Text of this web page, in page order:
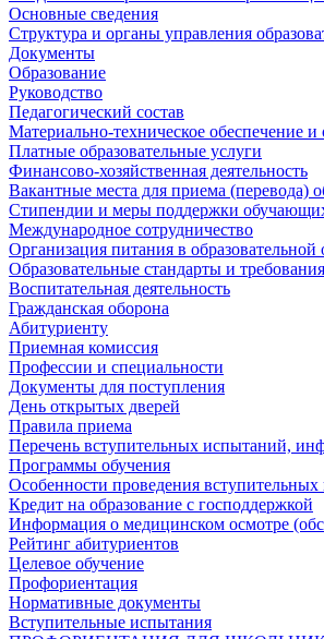
Основные сведения
Структура и органы управления
Документы
Образование
Руководство
Педагогический состав
Материально-техническое обеспечение
Платные образовательные услуги
Финансово-хозяйственная деятельность
Вакантные места для приема (перевода)
Стипендии и меры поддержки
Международное сотрудничество
Организация питания в образовательной
Образовательные стандарты и требования
Воспитательная деятельность
Гражданская оборона
Абитуриенту
Приемная комиссия
Профессии и специальности
Документы для поступления
День открытых дверей
Правила приема
Перечень вступительных испытаний,
Программы обучения
Особенности проведения
Кредит на образование с господдержкой
Информация о медицинском осмотре
Рейтинг абитуриентов
Целевое обучение
Профориентация
Нормативные документы
Вступительные испытания